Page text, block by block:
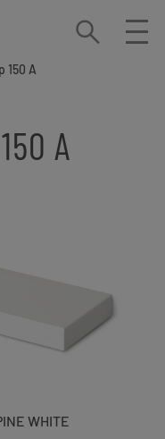
150 A
A
WHITE